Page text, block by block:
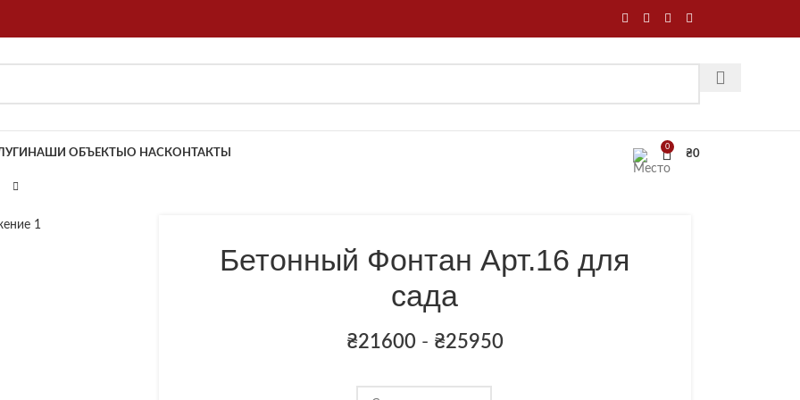
НАШИ ОБЪЕКТЫ О НАСКОНТАКТЫ
0
₴0
Бетонный Фонтан Арт.16 для
сада
₴21600 - ₴25950